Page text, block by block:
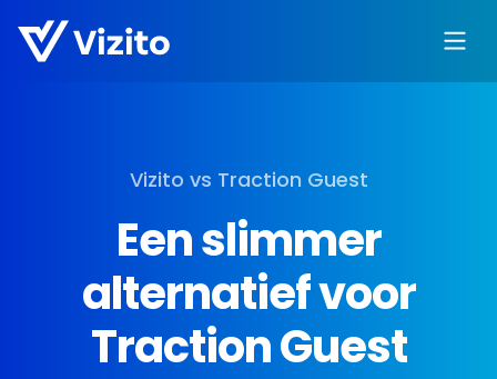
Vizito vs Traction Guest
Een slimmer
alternatief voor
Traction Guest